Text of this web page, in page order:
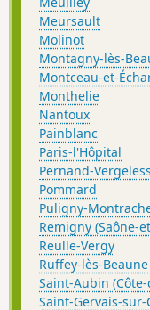
Meursault
Molinot
Montagny-lès-
Montceau-et-
Monthelie
Nantoux
Painblanc
Paris-l'Hôpital
Pernand-
Pommard
Puligny-
Remigny (Saône-
Reulle-Vergy
Ruffey-lès-Beaune
Saint-Aubin
Saint-Gervais-sur-